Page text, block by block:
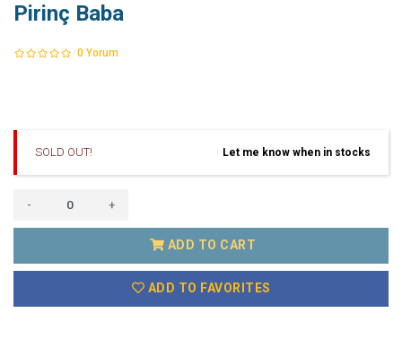
Pirinç Baba
0 Yorum
SOLD OUT! Let me know when in stocks
- +
ADD TO CART
ADD TO FAVORITES